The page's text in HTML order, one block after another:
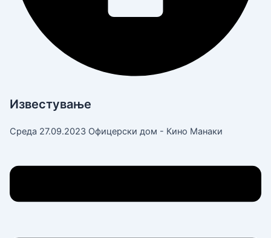
Известување
Среда 27.09.2023 Офицерски дом - Кино Манаки